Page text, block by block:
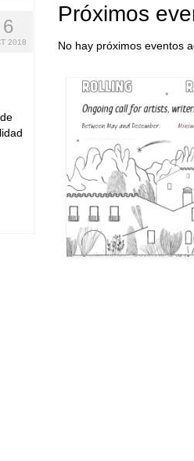
6
2018
Próximos
No hay próximos eventos